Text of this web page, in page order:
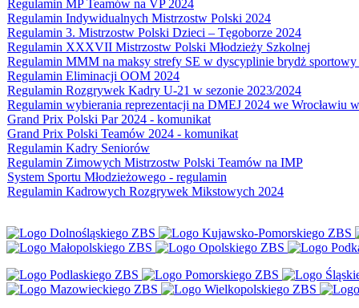
Regulamin MP Teamów na VP 2024
Regulamin Indywidualnych Mistrzostw Polski 2024
Regulamin 3. Mistrzostw Polski Dzieci – Tęgoborze 2024
Regulamin XXXVII Mistrzostw Polski Młodzieży Szkolnej
Regulamin MMM na maksy strefy SE w dyscyplinie brydż sportowy
Regulamin Eliminacji OOM 2024
Regulamin Rozgrywek Kadry U-21 w sezonie 2023/2024
Regulamin wybierania reprezentacji na DMEJ 2024 we Wrocławiu
Grand Prix Polski Par 2024 - komunikat
Grand Prix Polski Teamów 2024 - komunikat
Regulamin Kadry Seniorów
Regulamin Zimowych Mistrzostw Polski Teamów na IMP
System Sportu Młodzieżowego - regulamin
Regulamin Kadrowych Rozgrywek Mikstowych 2024